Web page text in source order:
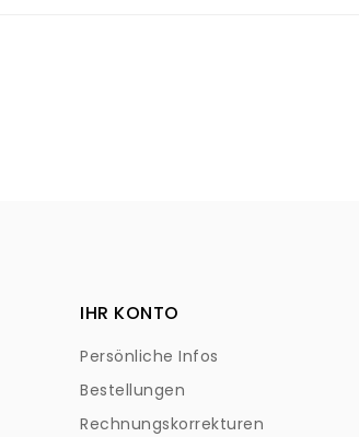
IHR KONTO
Persönliche Infos
Bestellungen
Rechnungskorrekturen